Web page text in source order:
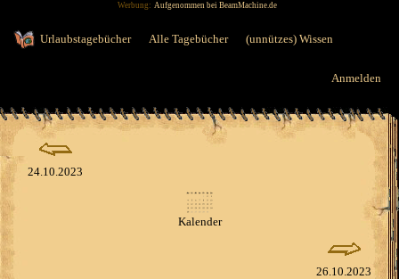
Jump to navigation
Werbung: Aufgenommen bei BeamMachine.de
Urlaubstagebücher Alle Tagebücher (unnützes) Wissen
Anmelden
24.10.2023
Kalender
26.10.2023